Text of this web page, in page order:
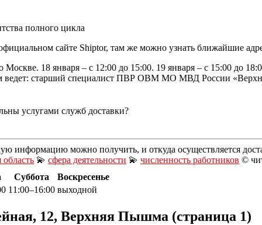
полного цикла
сайте Shiptor, там же можно узнать ближайшие
18 января – с 12:00 до 15:00. 19 января – с 15:00 до
ведет: старший специалист ПВР ОВМ МО МВД России
услугами служб доставки?
информацию можно получить, и откуда осуществляется
область 💫 сфера деятельности 💫 численность работников ©
Суббота
Воскресенье
11:00–16:00 выходной
12, Верхняя Пышма (страница 1)